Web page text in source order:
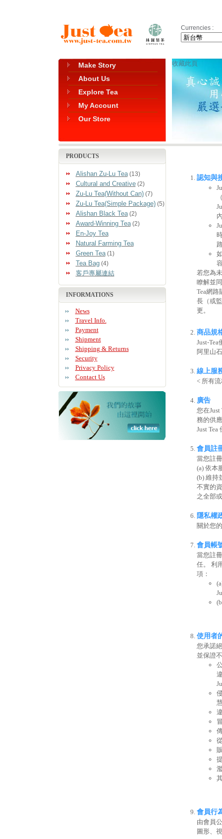
Currencies :
Make Story
About Us
Explore Tea
My Account
Our Store
收藏此頁
PRODUCTS
Alishan Zu-Lu Tea(13)
Cultural and Creative(2)
Zu-Lu Tea(Without Can)(7)
Zu-Lu Tea(Simple Package)(5)
Alishan Black Tea(2)
Award-Winning Tea(2)
En-Joy Tea
Natural Farming Tea
Green Tea(1)
Tea Bag(4)
客戶專屬連結
INFORMATIONS
News
Travel Info.
Payment
Shipment
Shipping & Returns
Security
Privacy Policy
Contact Us
認知與
若您為
瞭解並
Tea網路
長（或
更。
商品規
Just-
阿里山
線上服
< 所有
廣告
您在
務的供
Just
會員註
當您註
(a) 依本
(b) 維持
不實的
之全部
隱私權
關於您
會員帳
當您註
任。 利
項：
使用者
您承諾
並保證
會員行
由會員
圖形、